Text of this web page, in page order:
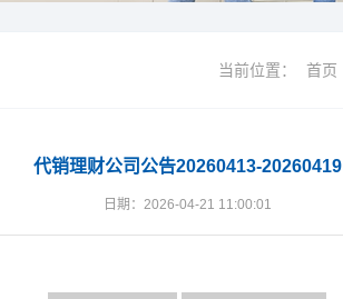
当前位置： 首页
代销理财公司公告20260413-20260419
日期：2026-04-21 11:00:01